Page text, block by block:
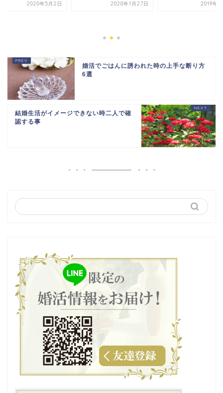
2020年5月2日 2020年1月27日 2019年6
婚活でごはんに誘われた時の上手な断り方
6選
結婚生活がイメージできない時二人で確
認する事